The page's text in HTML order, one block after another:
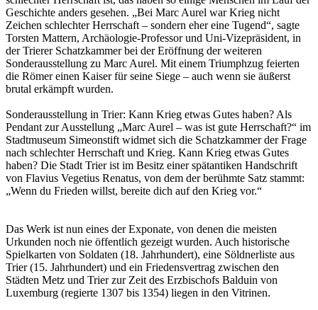
Geschichte anders gesehen. „Bei Marc Aurel war Krieg nicht
Zeichen schlechter Herrschaft – sondern eher eine Tugend“, sagte
Torsten Mattern, Archäologie-Professor und Uni-Vizepräsident, in
der Trierer Schatzkammer bei der Eröffnung der weiteren
Sonderausstellung zu Marc Aurel. Mit einem Triumphzug feierten
die Römer einen Kaiser für seine Siege – auch wenn sie äußerst
brutal erkämpft wurden.
Sonderausstellung in Trier: Kann Krieg etwas Gutes haben? Als
Pendant zur Ausstellung „Marc Aurel – was ist gute Herrschaft?“ im
Stadtmuseum Simeonstift widmet sich die Schatzkammer der Frage
nach schlechter Herrschaft und Krieg. Kann Krieg etwas Gutes
haben? Die Stadt Trier ist im Besitz einer spätantiken Handschrift
von Flavius Vegetius Renatus, von dem der berühmte Satz stammt:
„Wenn du Frieden willst, bereite dich auf den Krieg vor.“
Das Werk ist nun eines der Exponate, von denen die meisten
Urkunden noch nie öffentlich gezeigt wurden. Auch historische
Spielkarten von Soldaten (18. Jahrhundert), eine Söldnerliste aus
Trier (15. Jahrhundert) und ein Friedensvertrag zwischen den
Städten Metz und Trier zur Zeit des Erzbischofs Balduin von
Luxemburg (regierte 1307 bis 1354) liegen in den Vitrinen.